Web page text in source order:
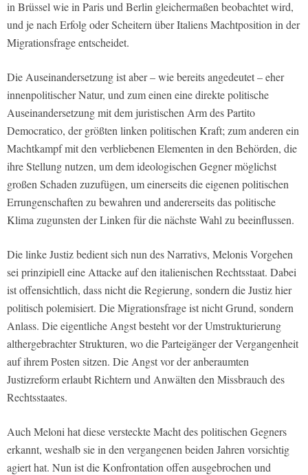
in Brüssel wie in Paris und Berlin gleichermaßen beobachtet wird,
und je nach Erfolg oder Scheitern über Italiens Machtposition in der
Migrationsfrage entscheidet.
Die Auseinandersetzung ist aber – wie bereits angedeutet – eher
innenpolitischer Natur, und zum einen eine direkte politische
Auseinandersetzung mit dem juristischen Arm des Partito
Democratico, der größten linken politischen Kraft; zum anderen ein
Machtkampf mit den verbliebenen Elementen in den Behörden, die
ihre Stellung nutzen, um dem ideologischen Gegner möglichst
großen Schaden zuzufügen, um einerseits die eigenen politischen
Errungenschaften zu bewahren und andererseits das politische
Klima zugunsten der Linken für die nächste Wahl zu beeinflussen.
Die linke Justiz bedient sich nun des Narrativs, Melonis Vorgehen
sei prinzipiell eine Attacke auf den italienischen Rechtsstaat. Dabei
ist offensichtlich, dass nicht die Regierung, sondern die Justiz hier
politisch polemisiert. Die Migrationsfrage ist nicht Grund, sondern
Anlass. Die eigentliche Angst besteht vor der Umstrukturierung
althergebrachter Strukturen, wo die Parteigänger der Vergangenheit
auf ihrem Posten sitzen. Die Angst vor der anberaumten
Justizreform erlaubt Richtern und Anwälten den Missbrauch des
Rechtsstaates.
Auch Meloni hat diese versteckte Macht des politischen Gegners
erkannt, weshalb sie in den vergangenen beiden Jahren vorsichtig
agiert hat. Nun ist die Konfrontation offen ausgebrochen und